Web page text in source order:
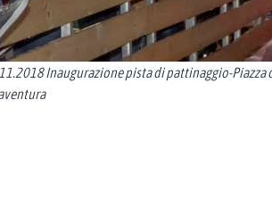
Inaugurazione pista di pattinaggio-Piazza